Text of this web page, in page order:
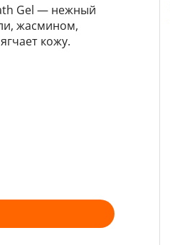
Gel — нежный
жасмином,
кожу.